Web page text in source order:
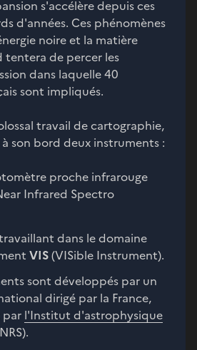
s'accélère depuis ces
d'années. Ces phénomènes
noire et la matière
tentera de percer les
dans laquelle 40
sont impliqués.
travail de cartographie,
son bord deux instruments :
proche infrarouge
Infrared Spectro
dans le domaine
VIS(VISible Instrument).
sont développés par un
dirigé par la France,
par l'Institut d'astrophysique